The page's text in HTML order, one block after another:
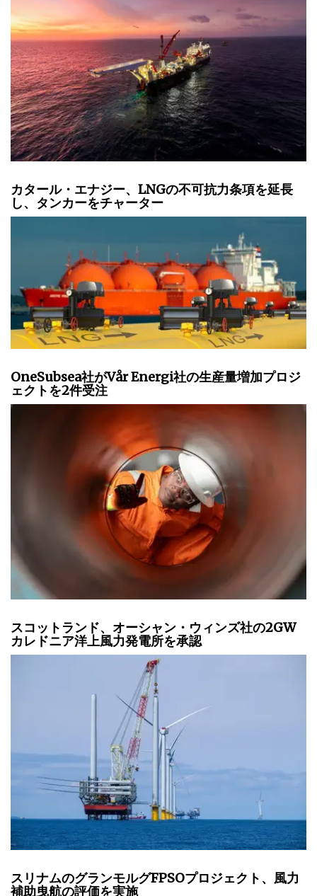
カタール・エナジー、LNGの不可抗力条項を延長
し、タンカーをチャーター
OneSubsea社がVår Energi社の生産量増加プロジ
ェクトを2件受注
スコットランド、オーシャン・ウィンズ社の2GW
カレドニア洋上風力発電所を承認
スリナムのグランモルグFPSOプロジェクト、風力
補助曳航の評価を実施